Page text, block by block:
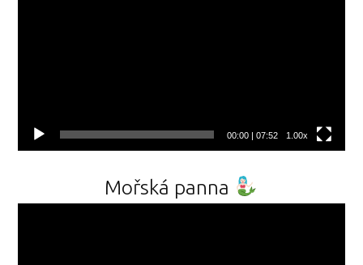
00:00| 07:52 1.00x
Mořská panna